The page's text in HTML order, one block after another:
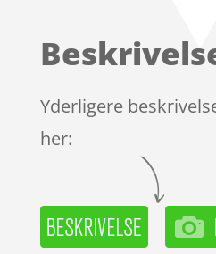
på
ømmels
er
Yderligere
her: